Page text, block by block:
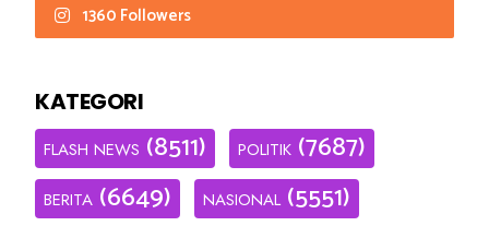
1360 Followers
KATEGORI
FLASH NEWS (8511) POLITIK (7687)
BERITA (6649) NASIONAL (5551)